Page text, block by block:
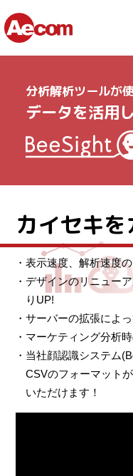
分析解析ツールが
データを活用
カイセキ
・表示速度、解析速度
・デザインのリニュー
りUP!
・サーバーの拡張によ
・マーケティング分析
・当社顔認識システム
CSVのフォーマット
いただけます！